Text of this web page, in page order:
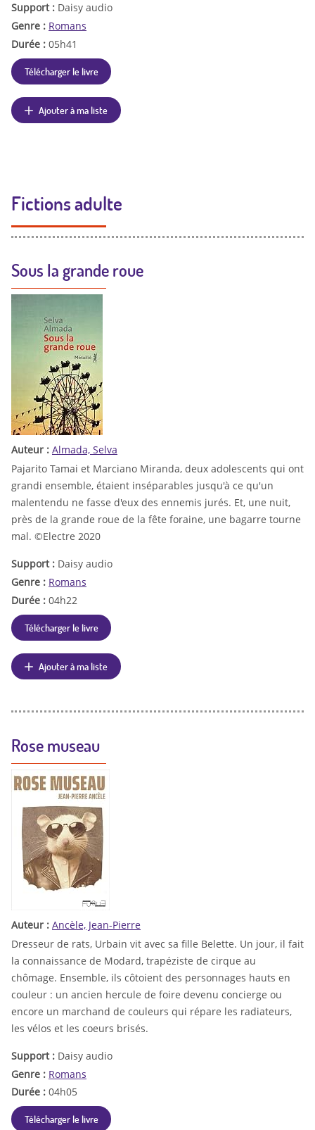
Support : Daisy audio
Genre : Romans
Durée : 05h41
Télécharger le livre
Ajouter à ma liste
Fictions adulte
Sous la grande roue
Auteur : Almada, Selva
Pajarito Tamai et Marciano Miranda, deux adolescents qui ont
grandi ensemble, étaient inséparables jusqu'à ce qu'un
malentendu ne fasse d'eux des ennemis jurés. Et, une nuit,
près de la grande roue de la fête foraine, une bagarre tourne
mal. ©Electre 2020
Support : Daisy audio
Genre : Romans
Durée : 04h22
Télécharger le livre
Ajouter à ma liste
Rose museau
Auteur : Ancèle, Jean-Pierre
Dresseur de rats, Urbain vit avec sa fille Belette. Un jour, il fait
la connaissance de Modard, trapéziste de cirque au
chômage. Ensemble, ils côtoient des personnages hauts en
couleur : un ancien hercule de foire devenu concierge ou
encore un marchand de couleurs qui répare les radiateurs,
les vélos et les coeurs brisés.
Support : Daisy audio
Genre : Romans
Durée : 04h05
Télécharger le livre